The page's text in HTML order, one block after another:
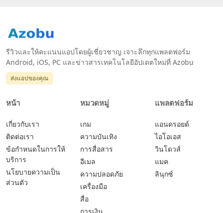
รีวิวและให้คะแนนแอปโดยผู้เชี่ยวชาญ เจาะลึกทุกแพลตฟอร์ม
Android, iOS, PC และข่าวสารเทคโนโลยีอัปเดตใหม่ที่ Azobu
ส่งแอปของคุณ
หน้า
เกี่ยวกับเรา
ติดต่อเรา
ข้อกำหนดในการให้
บริการ
นโยบายความเป็น
ส่วนตัว
หมวดหมู่
เกม
ความบันเทิง
การสื่อสาร
อีเมล
ความปลอดภัย
เครื่องมือ
สื่อ
แพลตฟอร์ม
แอนดรอยด์
ไอโอเอส
วินโดวส์
แมค
ลินุกซ์